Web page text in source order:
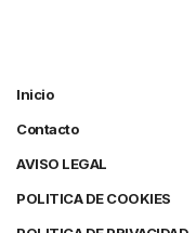
Inicio
Contacto
AVISO LEGAL
POLITICA DE COOKIES